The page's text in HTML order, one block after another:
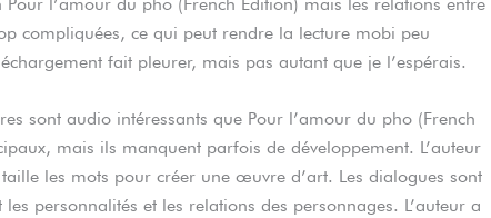
compliquées, ce qui peut rendre la lecture mobi peu
fait pleurer, mais pas autant que je l’espérais.
sont audio intéressants que Pour l’amour du pho (French
mais ils manquent parfois de développement. L’auteur
les mots pour créer une œuvre d’art. Les dialogues sont
personnalités et les relations des personnages. L’auteur a